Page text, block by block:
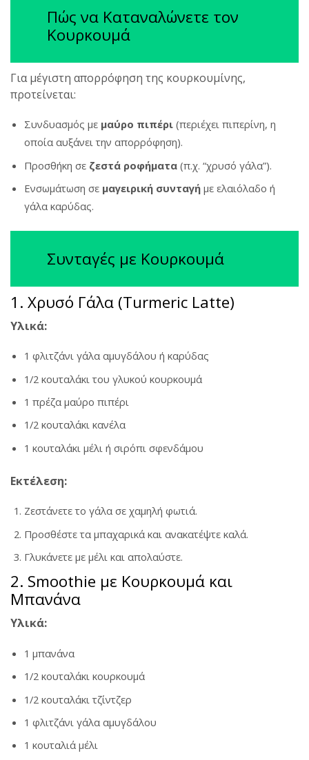
Πώς να Καταναλώνετε τον
Κουρκουμά
Για μέγιστη απορρόφηση της κουρκουμίνης,
προτείνεται:
Συνδυασμός με μαύρο πιπέρι (περιέχει πιπερίνη, η
οποία αυξάνει την απορρόφηση).
Προσθήκη σε ζεστά ροφήματα (π.χ. “χρυσό γάλα”).
Ενσωμάτωση σε μαγειρική συνταγή με ελαιόλαδο ή
γάλα καρύδας.
Συνταγές με Κουρκουμά
1. Χρυσό Γάλα (Turmeric Latte)
Υλικά:
1 φλιτζάνι γάλα αμυγδάλου ή καρύδας
1/2 κουταλάκι του γλυκού κουρκουμά
1 πρέζα μαύρο πιπέρι
1/2 κουταλάκι κανέλα
1 κουταλάκι μέλι ή σιρόπι σφενδάμου
Εκτέλεση:
Ζεστάνετε το γάλα σε χαμηλή φωτιά.
Προσθέστε τα μπαχαρικά και ανακατέψτε καλά.
Γλυκάνετε με μέλι και απολαύστε.
2. Smoothie με Κουρκουμά και
Μπανάνα
Υλικά:
1 μπανάνα
1/2 κουταλάκι κουρκουμά
1/2 κουταλάκι τζίντζερ
1 φλιτζάνι γάλα αμυγδάλου
1 κουταλιά μέλι